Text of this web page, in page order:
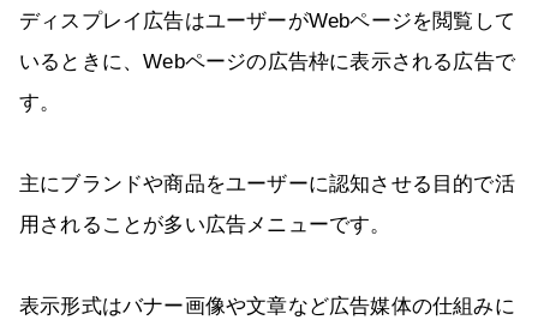
ディスプレイ広告はユーザーがWebページを閲覧して
いるときに、Webページの広告枠に表示される広告で
す。
主にブランドや商品をユーザーに認知させる目的で活
用されることが多い広告メニューです。
表示形式はバナー画像や文章など広告媒体の仕組みに